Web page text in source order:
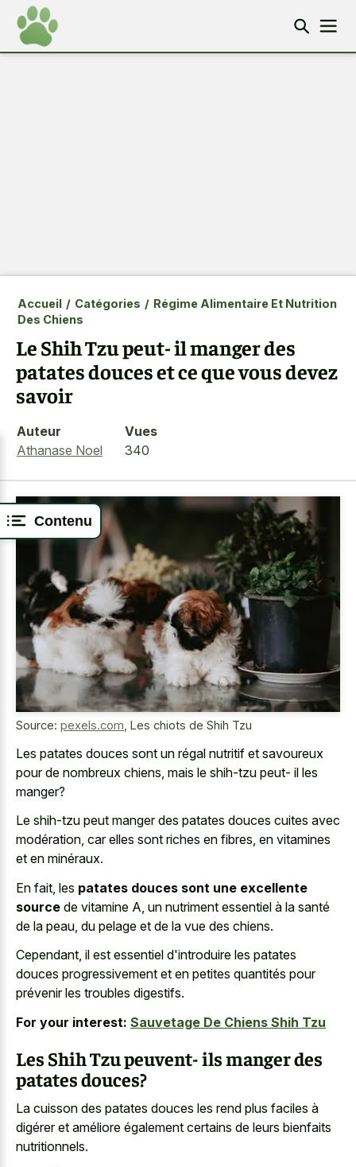
Contenu
Accueil / Catégories / Régime Alimentaire Et Nutrition
Des Chiens
Le Shih Tzu peut- il manger des
patates douces et ce que vous devez
savoir
Auteur
Athanase Noel
Vues
340
Source: pexels.com Les chiots de Shih Tzu
Les patates douces sont un régal nutritif et savoureux
pour de nombreux chiens, mais le shih-tzu peut- il les
manger?
Le shih-tzu peut manger des patates douces cuites avec
modération, car elles sont riches en fibres, en vitamines
et en minéraux.
En fait, les patates douces sont une excellente
source de vitamine A, un nutriment essentiel à la santé
de la peau, du pelage et de la vue des chiens.
Cependant, il est essentiel d'introduire les patates
douces progressivement et en petites quantités pour
prévenir les troubles digestifs.
For your interest: Sauvetage De Chiens Shih Tzu
Les Shih Tzu peuvent- ils manger des
patates douces?
La cuisson des patates douces les rend plus faciles à
digérer et améliore également certains de leurs bienfaits
nutritionnels.